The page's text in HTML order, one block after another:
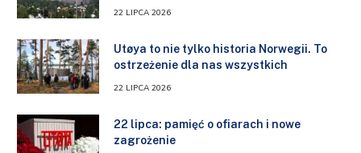
22 LIPCA 2026
Utøya to nie tylko historia Norwegii. To
ostrzeżenie dla nas wszystkich
22 LIPCA 2026
22 lipca: pamięć o ofiarach i nowe
zagrożenie